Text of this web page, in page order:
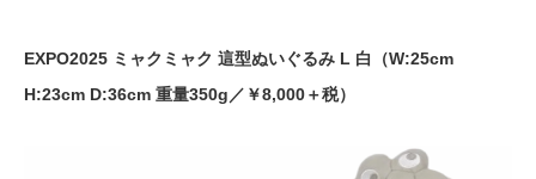
EXPO2025 ミャクミャク 這型ぬいぐるみ L 白（W:25cm
H:23cm D:36cm 重量350g／￥8,000＋税）